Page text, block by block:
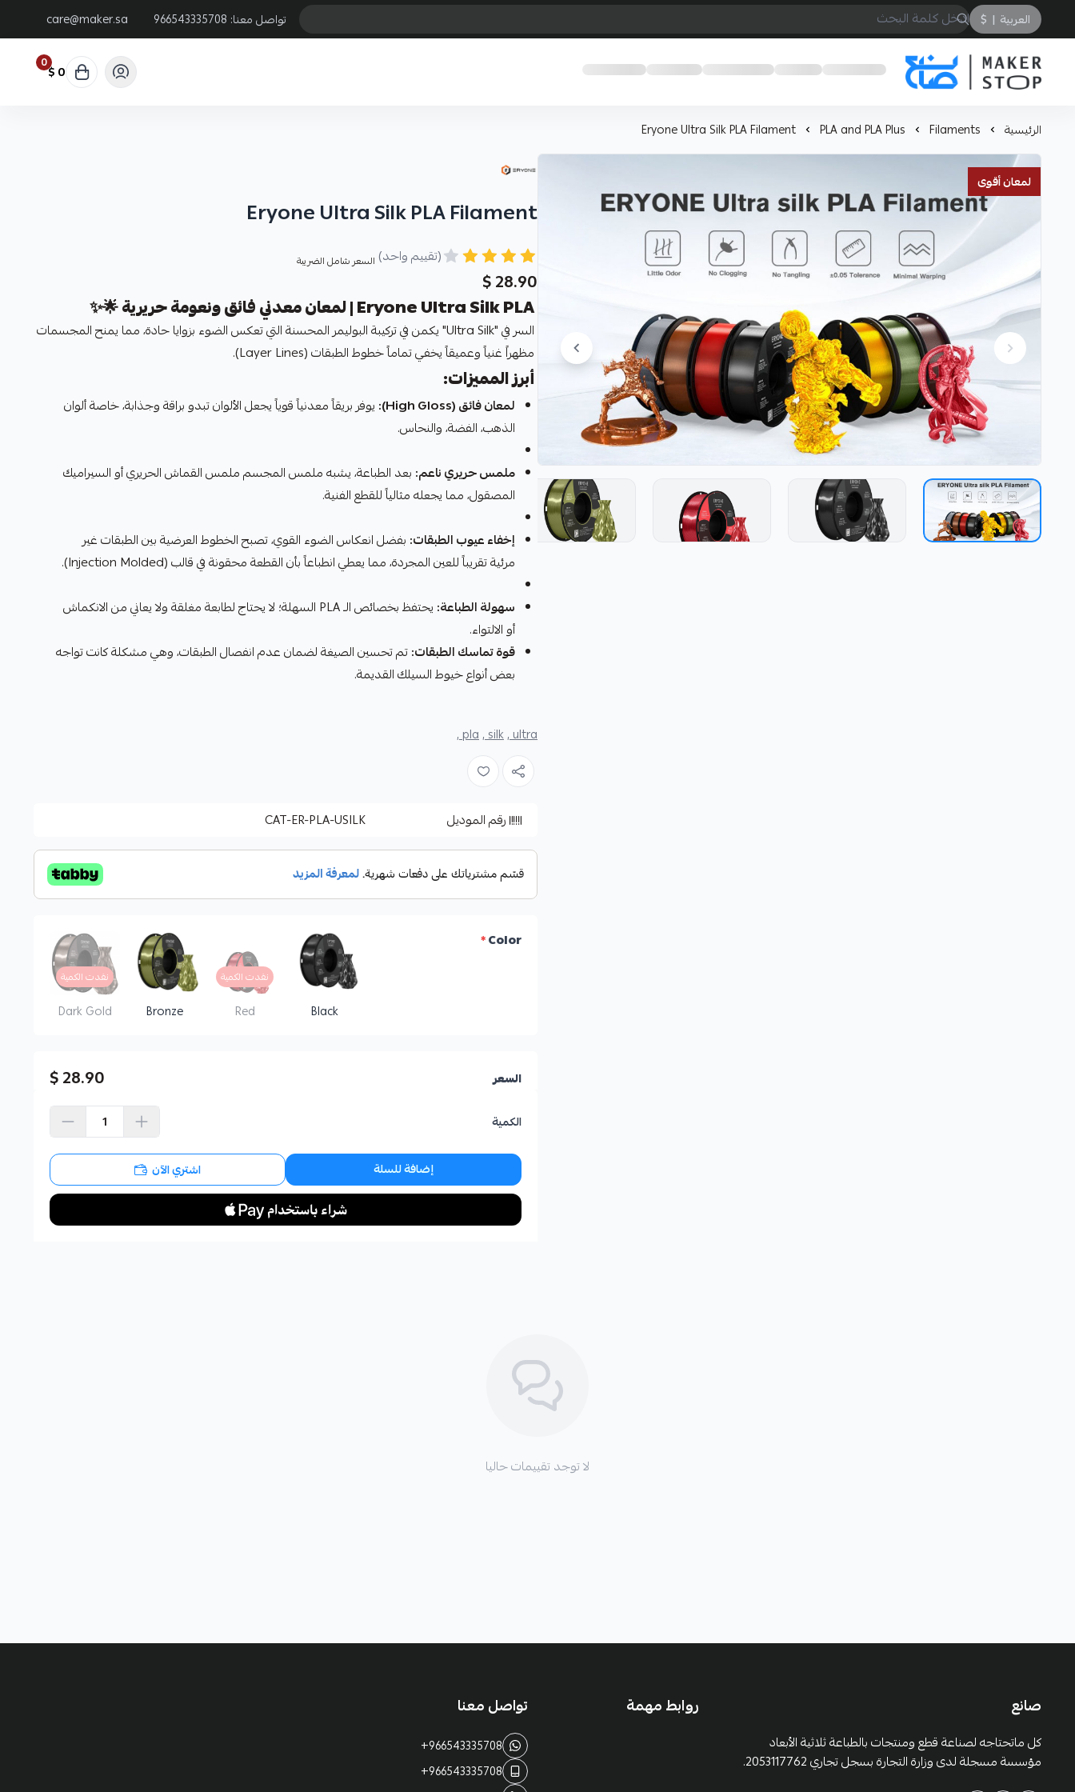
العربية |
$ تواصل معنا: 966543335708
care@maker.sa
صانع
0 0 $
الرئيسية Filaments
PLA and PLA Plus
Eryone Ultra Silk PLA Filament
لمعان أقوى
Eryone Ultra Silk PLA Filament
(تقييم واحد) السعر شامل الضريبة
28.90 $
Eryone Ultra Silk PLA | لمعان معدني فائق ونعومة حريرية 🌟✨
السر في "Ultra Silk" يكمن في تركيبة البوليمر المحسنة التي تعكس الضوء بزوايا حادة، مما يمنح المجسمات
مظهراً غنياً وعميقاً يخفي تماماً خطوط الطبقات (Layer Lines).
أبرز المميزات:
لمعان فائق (High Gloss):
يوفر بريقاً معدنياً قوياً يجعل الألوان تبدو براقة وجذابة، خاصة ألوان
الذهب، الفضة، والنحاس.
ملمس حريري ناعم: بعد الطباعة، يشبه ملمس المجسم ملمس القماش الحريري أو السيراميك
المصقول، مما يجعله مثالياً للقطع الفنية.
إخفاء عيوب الطبقات: بفضل انعكاس الضوء القوي، تصبح الخطوط العرضية بين الطبقات غير
مرئية تقريباً للعين المجردة، مما يعطي انطباعاً بأن القطعة محقونة في قالب (Injection Molded).
سهولة الطباعة:
يحتفظ بخصائص الـ PLA السهلة؛ لا يحتاج لطابعة مغلقة ولا يعاني من الانكماش
أو الالتواء.
قوة تماسك الطبقات:تم تحسين الصيغة لضمان عدم انفصال الطبقات، وهي مشكلة كانت تواجه
بعض أنواع خيوط السيلك القديمة.
ultra ,
silk ,
pla ,
رقم الموديل CAT-ER-PLA-USILK
Color
*
Black
نفدت الكمية
Red
Bronze
نفدت الكمية
Dark Gold
السعر 28.90 $
الكمية
إضافة للسلة اشتري الآن
لا توجد تقييمات حاليا
صانع
كل ماتحتاجه لصناعة قطع ومنتجات بالطباعة ثلاثية الأبعاد
مؤسسة مسجلة لدى وزارة التجارة بسجل تجاري 2053117762.
روابط مهمة تواصل معنا
+966543335708
+966543335708